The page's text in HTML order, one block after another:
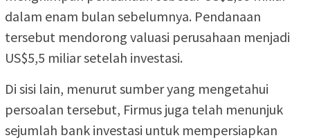
dalam enam bulan sebelumnya. Pendanaan
tersebut mendorong valuasi perusahaan menjadi
US$5,5 miliar setelah investasi.
Di sisi lain, menurut sumber yang mengetahui
persoalan tersebut, Firmus juga telah menunjuk
sejumlah bank investasi untuk mempersiapkan